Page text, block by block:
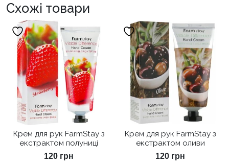
Схожі товари
Крем для рук FarmStay з
екстрактом полуниці
120 грн
Крем для рук FarmStay з
екстрактом оливи
120 грн